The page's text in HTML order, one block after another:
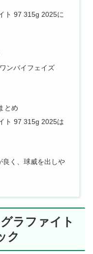
ト 97 315g 2025に
ンバイフェイズ
とめ
ト 97 315g 2025は
良く、球威を出しや
ラファイト
ク